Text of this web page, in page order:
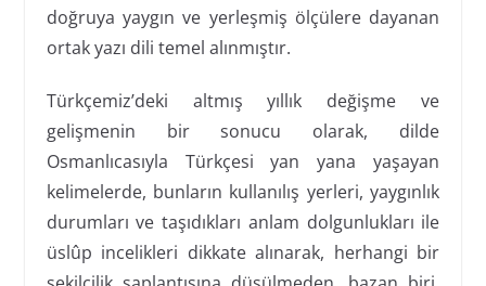
doğruya yaygın ve yerleşmiş ölçülere dayanan
ortak yazı dili temel alınmıştır.
Türkçemiz’deki altmış yıllık değişme ve
gelişmenin bir sonucu olarak, dilde
Osmanlıcasıyla Türkçesi yan yana yaşayan
kelimelerde, bunların kullanılış yerleri, yaygınlık
durumları ve taşıdıkları anlam dolgunlukları ile
üslûp incelikleri dikkate alınarak, herhangi bir